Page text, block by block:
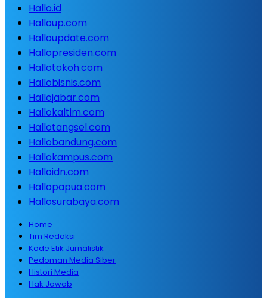
Hallo.id
Halloup.com
Halloupdate.com
Hallopresiden.com
Hallotokoh.com
Hallobisnis.com
Hallojabar.com
Hallokaltim.com
Hallotangsel.com
Hallobandung.com
Hallokampus.com
Halloidn.com
Hallopapua.com
Hallosurabaya.com
Home
Tim Redaksi
Kode Etik Jurnalistik
Pedoman Media Siber
Histori Media
Hak Jawab